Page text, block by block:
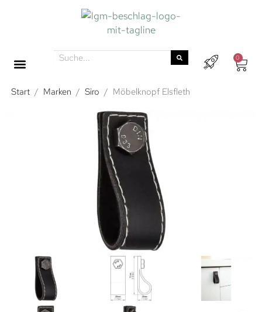
0
Start / Marken / Siro / Möbelknopf Elsfleth